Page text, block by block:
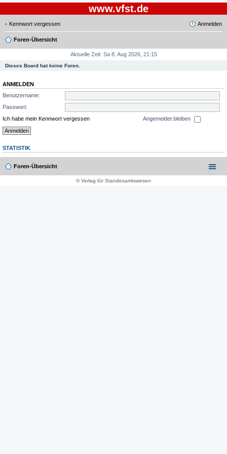
www.vfst.de
Kennwort vergessen Anmelden
Foren-Übersicht
Aktuelle Zeit: Sa 8. Aug 2026, 21:15
Dieses Board hat keine Foren.
ANMELDEN
Benutzername:
Passwort:
Ich habe mein Kennwort vergessen
Angemeldet bleiben
STATISTIK
Foren-Übersicht
© Verlag für Standesamtswesen